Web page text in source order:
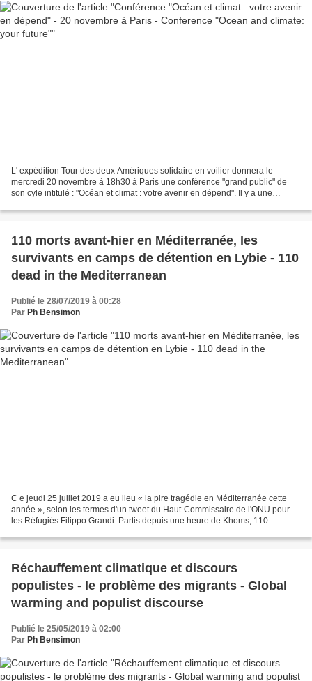
L' expédition Tour des deux Amériques solidaire en voilier donnera le
mercredi 20 novembre à 18h30 à Paris une conférence "grand public" de
son cyle intitulé : "Océan et climat : votre avenir en dépend". Il y a une
110 morts avant-hier en Méditerranée, les
survivants en camps de détention en Lybie - 110
dead in the Mediterranean
Publié le 28/07/2019 à 00:28
Par Ph Bensimon
C e jeudi 25 juillet 2019 a eu lieu « la pire tragédie en Méditerranée cette
année », selon les termes d'un tweet du Haut-Commissaire de l'ONU pour
les Réfugiés Filippo Grandi. Partis depuis une heure de Khoms, 110
Réchauffement climatique et discours
populistes - le problème des migrants - Global
warming and populist discourse
Publié le 25/05/2019 à 02:00
Par Ph Bensimon